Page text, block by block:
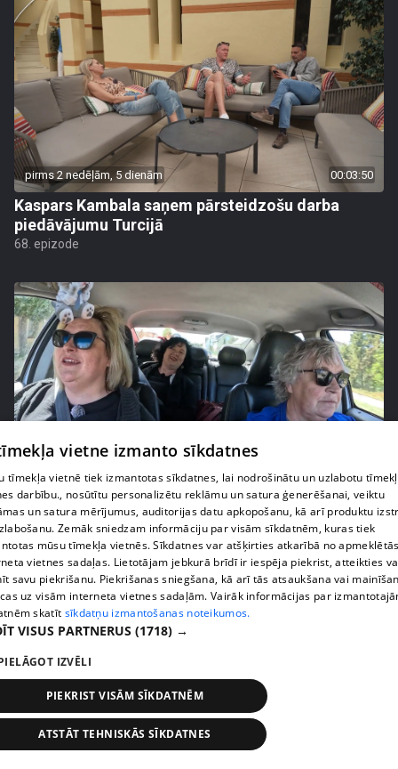
pirms 2 nedēļām, 5 dienām 00:03:50
Kaspars Kambala saņem pārsteidzošu darba
piedāvājumu Turcijā
68. epizode
pirms 2 nedēļām, 6 dienām 00:03:00
"Tevi sagaida pārsteigums!" Margarita Kolosova
satraukta par draudzeņu izdomu
71. epizode
vietne izmanto sīkdatnes
tīmekļa vietnē tiek izmantotas sīkdatnes, lai nodrošinātu un uzlabotu
darbību., nosūtītu personalizētu reklāmu un satura ģenerēšanai, veiktu
un satura mērījumus, auditorijas datu apkopošanu, kā arī produktu
Zemāk sniedzam informāciju par visām sīkdatnēm, kuras tiek
mūsu tīmekļa vietnēs. Sīkdatnes var atšķirties atkarībā no
vietnes sadaļas. Lietotājam jebkurā brīdī ir iespēja piekrist, atteikties
savu piekrišanu. Piekrišanas sniegšana, kā arī tās atsaukšana vai
uz visām interneta vietnes sadaļām. Vairāk informācijas par
skatīt sīkdatņu izmantošanas noteikumos.
VISUS PARTNERUS (1718) →
IZVĒLI
PIEKRIST VISĀM SĪKDATNĒM
ATSTĀT TEHNISKĀS SĪKDATNES